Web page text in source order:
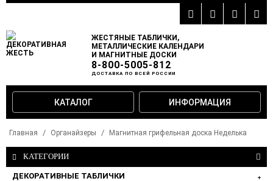
ЖЕСТЯНЫЕ ТАБЛИЧКИ,
МЕТАЛЛИЧЕСКИЕ КАЛЕНДАРИ
И МАГНИТНЫЕ ДОСКИ
8-800-5005-812
ДОСТАВКА ПО ВСЕЙ РОССИИ
КАТАЛОГ ИНФОРМАЦИЯ
Главная Органайзеры Магнитная грифельная доска Неделька
КАТЕГОРИИ
ДЕКОРАТИВНЫЕ ТАБЛИЧКИ